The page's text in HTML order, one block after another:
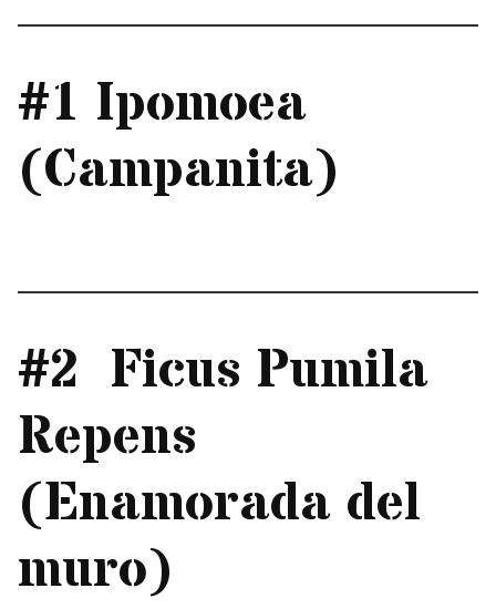
#1 Ipomoea
(Campanita)
#2 Ficus Pumila
Repens
(Enamorada del
muro)